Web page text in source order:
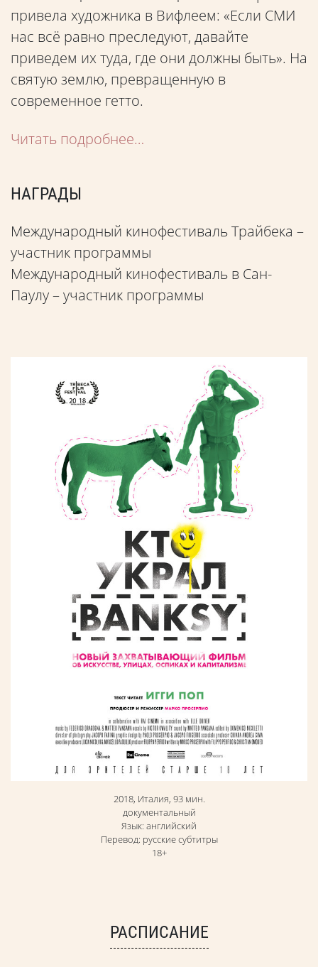
привела художника в Вифлеем: «Если СМИ
нас всё равно преследуют, давайте
приведем их туда, где они должны быть». На
святую землю, превращенную в
современное гетто.
Читать подробнее…
НАГРАДЫ
Международный кинофестиваль Трайбека –
участник программы
Международный кинофестиваль в Сан-
Паулу – участник программы
2018, Италия, 93 мин.
документальный
Язык: английский
Перевод: русские субтитры
18+
РАСПИСАНИЕ